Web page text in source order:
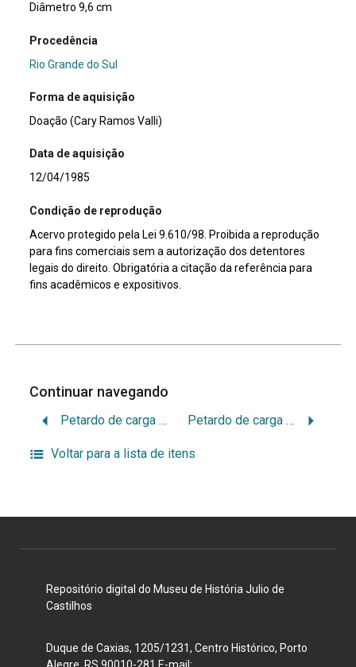
Diâmetro 9,6 cm
Procedência
Rio Grande do Sul
Forma de aquisição
Doação (Cary Ramos Valli)
Data de aquisição
12/04/1985
Condição de reprodução
Acervo protegido pela Lei 9.610/98. Proibida a reprodução
para fins comerciais sem a autorização dos detentores
legais do direito. Obrigatória a citação da referência para
fins acadêmicos e expositivos.
Continuar navegando
Petardo de carga sólida Petardo de carga sólida
Voltar para a lista de itens
Repositório digital do Museu de História Julio de
Castilhos
Duque de Caxias, 1205/1231, Centro Histórico, Porto